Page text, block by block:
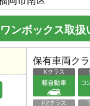
ンボックス取
保有車両ク